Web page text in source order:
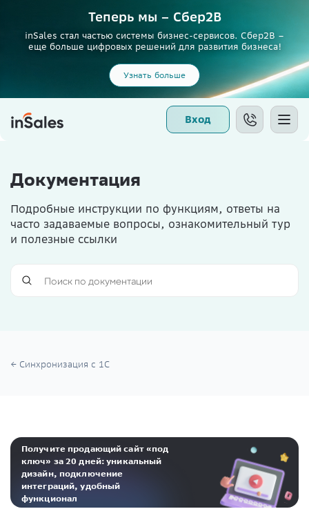
Теперь мы – Сбер2B
inSales стал частью системы бизнес-сервисов. Сбер2В –
еще больше цифровых решений для развития бизнеса!
Узнать больше
Вход
Документация
Подробные инструкции по функциям, ответы на
часто задаваемые вопросы, ознакомительный тур
и полезные ссылки
Синхронизация с 1С
Получите продающий сайт «под
ключ» за 20 дней: уникальный
дизайн, подключение
интеграций, удобный
функционал